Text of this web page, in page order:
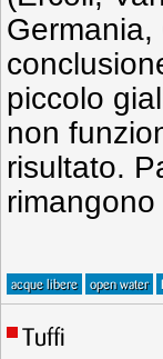
piccolo
non
risultato.
acque libere open water
Tuffi